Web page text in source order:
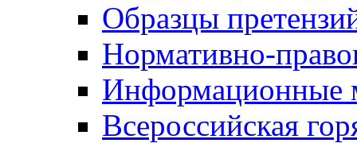
Образцы
Нормативно-
Информационные
Всероссийская